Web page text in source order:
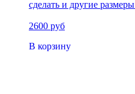
сделать и другие размеры
2600 руб
В корзину